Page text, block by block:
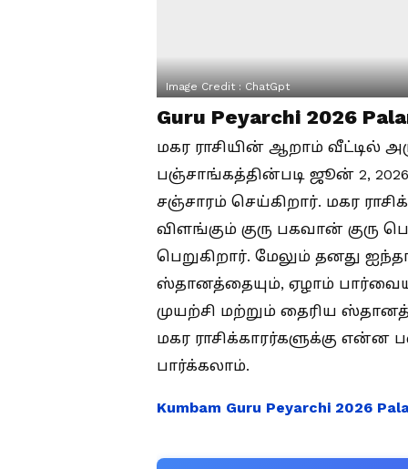
Image Credit :ChatGpt
Guru Peyarchi 2026
மகர ராசியின் ஆறாம் வீட்டில்
பஞ்சாங்கத்தின்படி ஜூன் 2,
சஞ்சாரம் செய்கிறார். மகர
விளங்கும் குரு பகவான் குரு
பெறுகிறார். மேலும் தனது
ஸ்தானத்தையும், ஏழாம்
முயற்சி மற்றும் தைரிய
மகர ராசிக்காரர்களுக்கு
பார்க்கலாம்.
Kumbam Guru Peyarchi 2026